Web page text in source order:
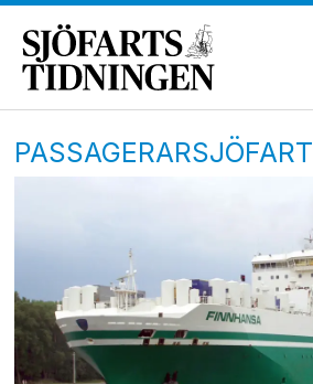
PASSAGERARSJÖFART